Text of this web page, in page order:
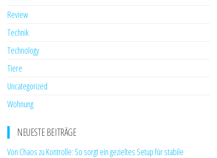
Review
Technik
Technology
Tiere
Uncategorized
Wohnung
NEUESTE BEITRÄGE
Von Chaos zu Kontrolle: So sorgt ein gezieltes Setup für stabile